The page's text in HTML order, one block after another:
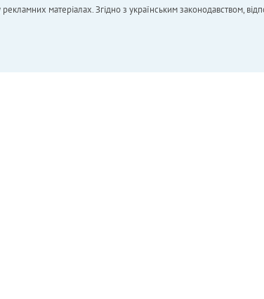
матеріалах. Згідно з українським законодавством,